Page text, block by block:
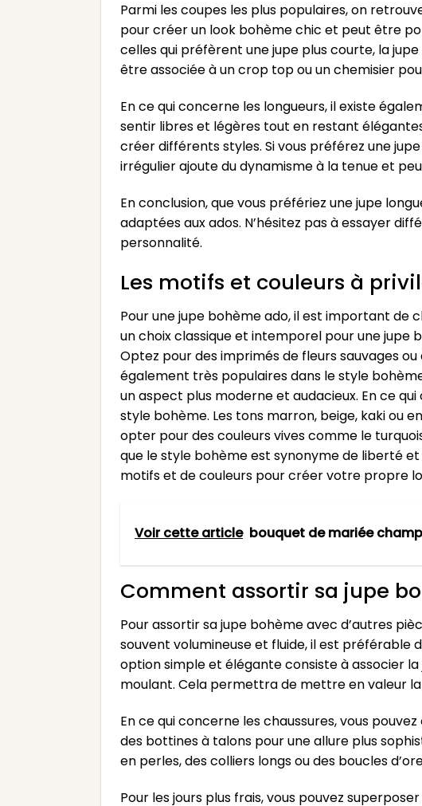
Parmi les coupes les plus populaires, on
pour créer un look bohème chic et peut être
celles qui préfèrent une jupe plus courte, la
être associée à un crop top ou un chemisier
En ce qui concerne les longueurs, il existe
sentir libres et légères tout en restant
créer différents styles. Si vous préférez une
irrégulier ajoute du dynamisme à la tenue et
En conclusion, que vous préfériez une jupe
adaptées aux ados. N’hésitez pas à essayer
personnalité.
Les motifs et couleurs à
Pour une jupe bohème ado, il est important de
un choix classique et intemporel pour une
Optez pour des imprimés de fleurs sauvages
également très populaires dans le style
un aspect plus moderne et audacieux. En ce
style bohème. Les tons marron, beige, kaki ou
opter pour des couleurs vives comme le
que le style bohème est synonyme de liberté
motifs et de couleurs pour créer votre propre
Voir cette article bouquet de mariée
Comment assortir sa jupe
Pour assortir sa jupe bohème avec d’autres
souvent volumineuse et fluide, il est préférable
option simple et élégante consiste à associer
moulant. Cela permettra de mettre en valeur
En ce qui concerne les chaussures, vous
des bottines à talons pour une allure plus
en perles, des colliers longs ou des boucles
Pour les jours plus frais, vous pouvez